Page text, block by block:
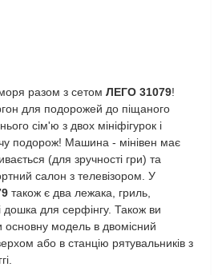
разом з сетом ЛЕГО 31079!
для подорожей до піщаного
сім'ю з двох мініфігурок і
подорож! Машина - мінівен має
(для зручності гри) та
салон з телевізором. У
також є два лежака, гриль,
дошка для серфінгу. Також ви
основну модель в двомісний
або в станцію рятувальників з